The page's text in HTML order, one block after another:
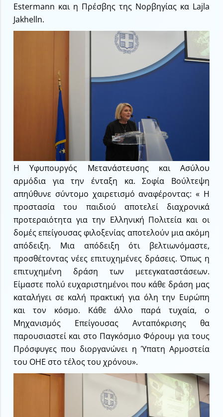
Estermann και η Πρέσβης της Νορβηγίας κα Lajla
Jakhelln.
Η Υφυπουργός Μετανάστευσης και Ασύλου
αρμόδια για την ένταξη κα. Σοφία Βούλτεψη
απηύθυνε σύντομο χαιρετισμό αναφέροντας: « Η
προστασία του παιδιού αποτελεί διαχρονικά
προτεραιότητα για την Ελληνική Πολιτεία και οι
δομές επείγουσας φιλοξενίας αποτελούν μια ακόμη
απόδειξη. Μια απόδειξη ότι βελτιωνόμαστε,
προσθέτοντας νέες επιτυχημένες δράσεις. Όπως η
επιτυχημένη δράση των μετεγκαταστάσεων.
Είμαστε πολύ ευχαριστημένοι που κάθε δράση μας
καταλήγει σε καλή πρακτική για όλη την Ευρώπη
και τον κόσμο. Κάθε άλλο παρά τυχαία, ο
Μηχανισμός Επείγουσας Ανταπόκρισης θα
παρουσιαστεί και στο Παγκόσμιο Φόρουμ για τους
Πρόσφυγες που διοργανώνει η Ύπατη Αρμοστεία
του ΟΗΕ στο τέλος του χρόνου».